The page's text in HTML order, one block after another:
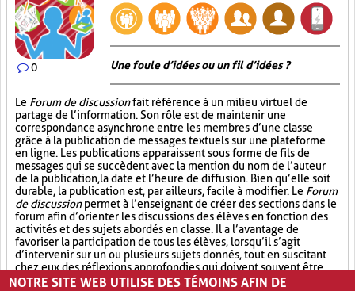
0 Une foule d’idées ou un fil d’idées ?
Le Forum de discussionfait référence à un milieu virtuel de
partage de l’information. Son rôle est de maintenir une
correspondance asynchrone entre les membres d’une classe
grâce à la publication de messages textuels sur une plateforme
en ligne. Les publications apparaissent sous forme de fils de
messages qui se succèdent avec la mention du nom de l’auteur
de la publication, la date et l’heure de diffusion. Bien qu’elle soit
durable, la publication est, par ailleurs, facile à modifier. Le Forum
de discussionpermet à l’enseignant de créer des sections dans le
forum afin d’orienter les discussions des élèves en fonction des
activités et des sujets abordés en classe. Il a l’avantage de
favoriser la participation de tous les élèves, lorsqu’il s’agit
d’intervenir sur un ou plusieurs sujets donnés, tout en suscitant
chez eux des réflexions approfondies qui doivent souvent être
appuyées de preuves.
NOTRE SITE WEB UTILISE DES TÉMOINS AFIN DE